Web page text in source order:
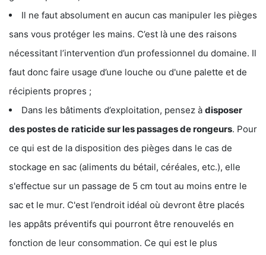
Il ne faut absolument en aucun cas manipuler les pièges
sans vous protéger les mains. C’est là une des raisons
nécessitant l’intervention d’un professionnel du domaine. Il
faut donc faire usage d’une louche ou d'une palette et de
récipients propres ;
Dans les bâtiments d’exploitation, pensez à disposer
des postes de raticide sur les passages de rongeurs. Pour
ce qui est de la disposition des pièges dans le cas de
stockage en sac (aliments du bétail, céréales, etc.), elle
s'effectue sur un passage de 5 cm tout au moins entre le
sac et le mur. C'est l’endroit idéal où devront être placés
les appâts préventifs qui pourront être renouvelés en
fonction de leur consommation. Ce qui est le plus